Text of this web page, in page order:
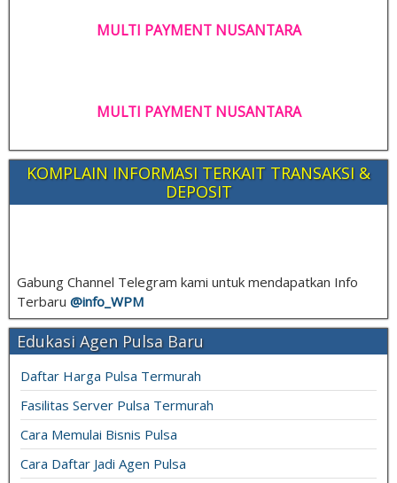
MULTI PAYMENT NUSANTARA
MULTI PAYMENT NUSANTARA
KOMPLAIN INFORMASI TERKAIT TRANSAKSI &
DEPOSIT
Gabung Channel Telegram kami untuk mendapatkan Info
Terbaru @info_ WPM
Edukasi Agen Pulsa Baru
Daftar Harga Pulsa Termurah
Fasilitas Server Pulsa Termurah
Cara Memulai Bisnis Pulsa
Cara Daftar Jadi Agen Pulsa